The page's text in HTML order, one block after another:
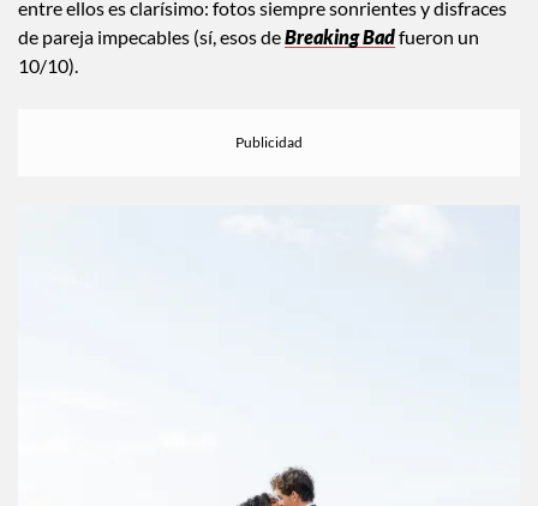
Gianni y Michael eran college sweethearts que se conocieron
en la Universidad de Texas y se casaron en Hawái en junio de
2024. Aunque Gianni mantiene un perfil discreto, el amor
de pareja impecables (sí, esos deBreaking Bad